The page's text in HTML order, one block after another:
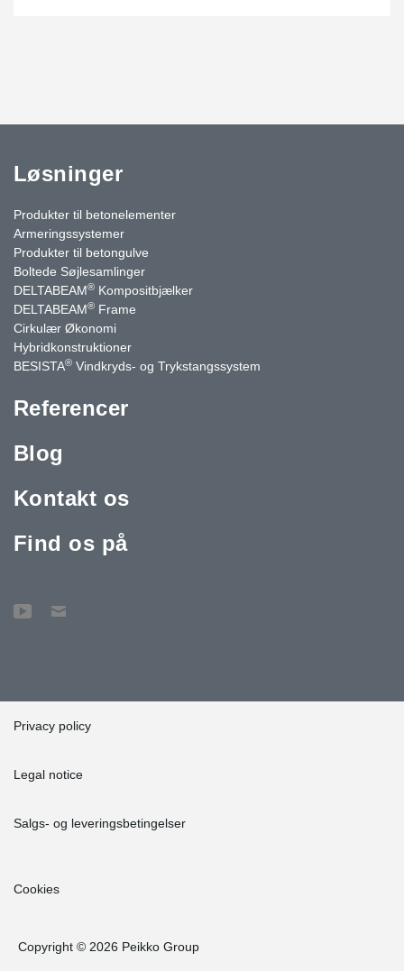
Løsninger
Produkter til betonelementer
Armeringssystemer
Produkter til betongulve
Boltede Søjlesamlinger
DELTABEAM® Kompositbjælker
DELTABEAM® Frame
Cirkulær Økonomi
Hybridkonstruktioner
BESISTA® Vindkryds- og Trykstangssystem
Referencer
Blog
Kontakt os
Find os på
Privacy policy
Legal notice
Salgs- og leveringsbetingelser
Cookies
Copyright © 2026 Peikko Group